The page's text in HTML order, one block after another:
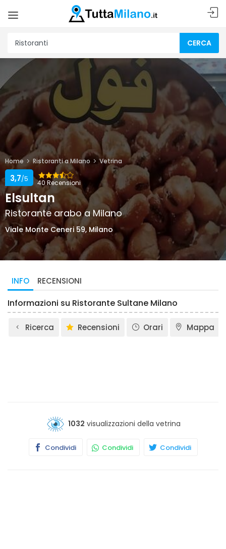
CERCA
Home Ristoranti a Milano Vetrina
40 Recensioni
3,7/5
Elsultan
Ristorante arabo a Milano
Viale Monte Ceneri 59, Milano
INFO RECENSIONI
Informazioni su Ristorante Sultane Milano
Ricerca Recensioni Orari Mappa
1032 visualizzazioni della vetrina
Condividi Condividi Condividi